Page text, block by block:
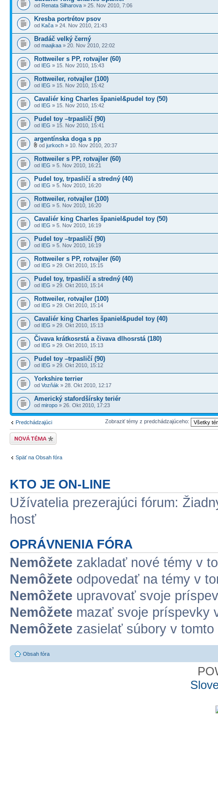
od Renata Silharova » 25. Nov 2010, 7:06
Kresba portrétov psov
od Kača » 24. Nov 2010, 21:43
Bradáč velký černý
od maajkaa » 20. Nov 2010, 22:02
Rottweiler s PP, rotvajler (60)
od IEG » 15. Nov 2010, 15:43
Rottweiler, rotvajler (100)
od IEG » 15. Nov 2010, 15:42
Cavaliér king Charles španiel&pudel toy (50)
od IEG » 15. Nov 2010, 15:42
Pudel toy –trpasličí (90)
od IEG » 15. Nov 2010, 15:41
argentínska doga s pp
od jurkoch » 10. Nov 2010, 20:37
Rottweiler s PP, rotvajler (60)
od IEG » 5. Nov 2010, 16:21
Pudel toy, trpasličí a stredný (40)
od IEG » 5. Nov 2010, 16:20
Rottweiler, rotvajler (100)
od IEG » 5. Nov 2010, 16:20
Cavaliér king Charles španiel&pudel toy (50)
od IEG » 5. Nov 2010, 16:19
Pudel toy –trpasličí (90)
od IEG » 5. Nov 2010, 16:19
Rottweiler s PP, rotvajler (60)
od IEG » 29. Okt 2010, 15:15
Pudel toy, trpasličí a stredný (40)
od IEG » 29. Okt 2010, 15:14
Rottweiler, rotvajler (100)
od IEG » 29. Okt 2010, 15:14
Cavaliér king Charles španiel&pudel toy (40)
od IEG » 29. Okt 2010, 15:13
Čivava krátkosrstá a čivava dlhosrstá (180)
od IEG » 29. Okt 2010, 15:13
Pudel toy –trpasličí (90)
od IEG » 29. Okt 2010, 15:12
Yorkshire terrier
od Vozňák » 28. Okt 2010, 12:17
Americký stafordšírsky teriér
od miropo » 26. Okt 2010, 17:23
Predchádzajúci Zobraziť témy z predchádzajúceho:
Odoslať novú tému
Späť na Obsah fóra
KTO JE ON-LINE
Užívatelia prezerajúci fórum:
hosť
OPRÁVNENIA FÓRA
Nemôžete zakladať nové témy v
Nemôžete odpovedať na témy v
Nemôžete upravovať svoje
Nemôžete mazať svoje príspevky
Nemôžete zasielať súbory v tomto
Obsah fóra